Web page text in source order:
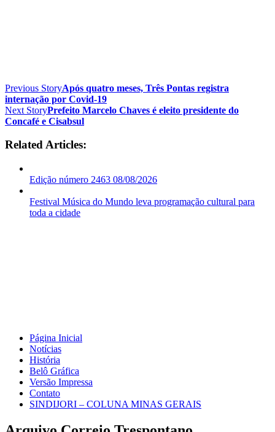
Previous StoryApós quatro meses, Três Pontas registra
internação por Covid-19
Next StoryPrefeito Marcelo Chaves é eleito presidente do
Concafé e Cisabsul
Related Articles:
Edição número 2463 08/08/2026
Festival Música do Mundo leva programação cultural para
toda a cidade
Página Inicial
Notícias
História
Belô Gráfica
Versão Impressa
Contato
SINDIJORI – COLUNA MINAS GERAIS